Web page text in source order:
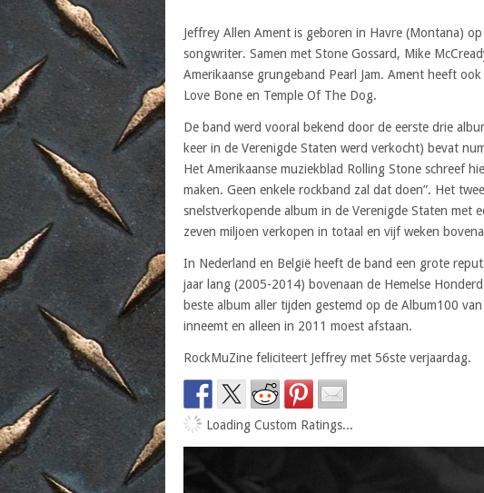
Jeffrey Allen Ament is geboren in Havre (Montana)
songwriter. Samen met Stone Gossard, Mike
Amerikaanse grungeband Pearl Jam. Ament heeft
Love Bone en Temple Of The Dog.
De band werd vooral bekend door de eerste drie
keer in de Verenigde Staten werd verkocht) bevat
Het Amerikaanse muziekblad Rolling Stone schreef
maken. Geen enkele rockband zal dat doen”. Het
snelstverkopende album in de Verenigde Staten met
zeven miljoen verkopen in totaal en vijf weken
In Nederland en België heeft de band een grote
jaar lang (2005-2014) bovenaan de Hemelse
beste album aller tijden gestemd op de Album100
inneemt en alleen in 2011 moest afstaan.
RockMuZine feliciteert Jeffrey met 56ste verjaardag.
Loading Custom Ratings...